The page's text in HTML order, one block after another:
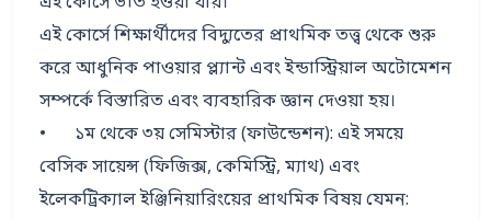
এই কোর্সে শিক্ষার্থীদের বিদ্যুতের প্রাথমিক তত্ত্ব থেকে শুরু
করে আধুনিক পাওয়ার প্ল্যান্ট এবং ইন্ডাস্ট্রিয়াল অটোমেশন
সম্পর্কে বিস্তারিত এবং ব্যবহারিক জ্ঞান দেওয়া হয়।
•	১ম থেকে ৩য় সেমিস্টার (ফাউন্ডেশন): এই সময়ে
বেসিক সায়েন্স (ফিজিক্স, কেমিস্ট্রি, ম্যাথ) এবং
ইলেকট্রিক্যাল ইঞ্জিনিয়ারিংয়ের প্রাথমিক বিষয় যেমন: